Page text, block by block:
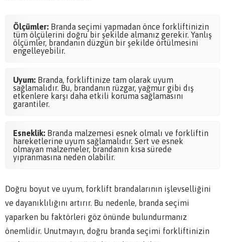
Ölçümler: Branda seçimi yapmadan önce forkliftinizin
tüm ölçülerini doğru bir şekilde almanız gerekir. Yanlış
ölçümler, brandanın düzgün bir şekilde örtülmesini
engelleyebilir.
Uyum: Branda, forkliftinize tam olarak uyum
sağlamalıdır. Bu, brandanın rüzgar, yağmur gibi dış
etkenlere karşı daha etkili koruma sağlamasını
garantiler.
Esneklik: Branda malzemesi esnek olmalı ve forkliftin
hareketlerine uyum sağlamalıdır. Sert ve esnek
olmayan malzemeler, brandanın kısa sürede
yıpranmasına neden olabilir.
Doğru boyut ve uyum, forklift brandalarının işlevselliğini
ve dayanıklılığını artırır. Bu nedenle, branda seçimi
yaparken bu faktörleri göz önünde bulundurmanız
önemlidir. Unutmayın, doğru branda seçimi forkliftinizin